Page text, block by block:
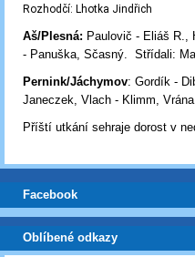
Rozhodčí: Lhotka Jindřich
Aš/Plesná: Paulovič - Eliáš R.,
- Panuška, Sčasný. Střídali:
Pernink/Jáchymov: Gordík -
Janeczek, Vlach - Klimm,
Příští utkání sehraje dorost v
Facebook
Oblíbené odkazy